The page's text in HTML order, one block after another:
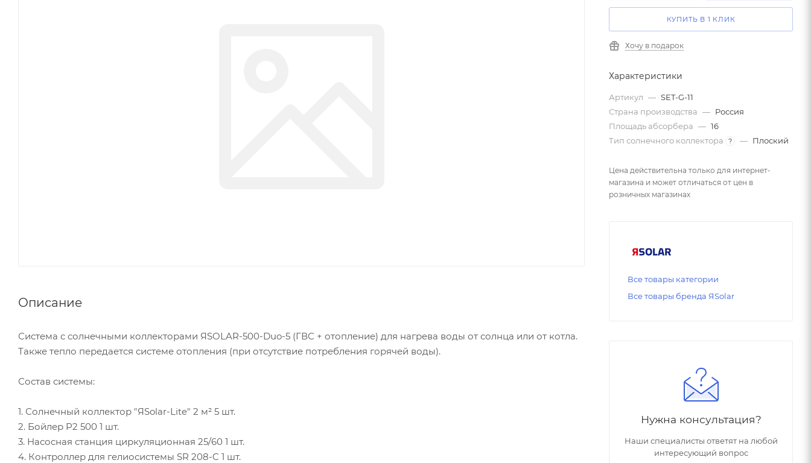
Описание
Система с солнечными коллекторами ЯSOLAR-500-Duo-5 (ГВС + отопление) для нагрева воды от солнца или от котла.
Также тепло передается системе отопления (при отсутствие потребления горячей воды).
Состав системы:
1. Солнечный коллектор "ЯSolar-Lite" 2 м² 5 шт.
2. Бойлер P2 500 1 шт.
3. Насосная станция циркуляционная 25/60 1 шт.
4. Контроллер для гелиосистемы SR 208-C 1 шт.
КУПИТЬ В 1 КЛИК
Хочу в подарок
Характеристики
Артикул — SET-G-11
Страна производства — Россия
Площадь абсорбера — 16
Тип солнечного коллектора
? — Плоский
Цена действительна только для интернет-
магазина и может отличаться от цен в
розничных магазинах
Все товары категории
Все товары бренда ЯSolar
Нужна консультация?
Наши специалисты ответят на любой
интересующий вопрос